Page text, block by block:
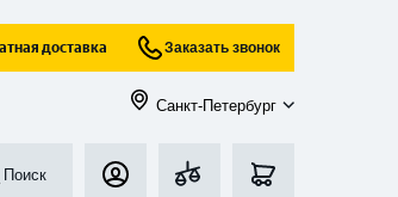
доставка Заказать звонок
Санкт-Петербург
Поиск